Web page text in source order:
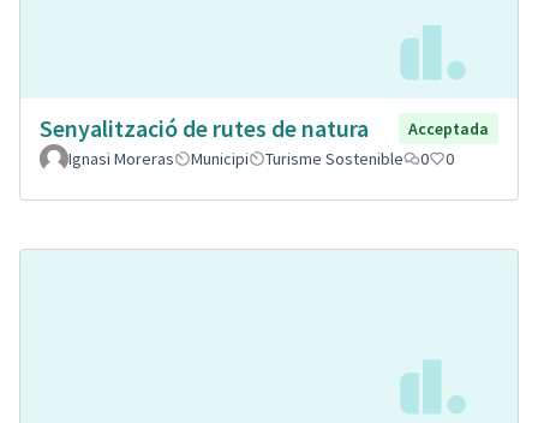
Senyalització de rutes de natura
Acceptada
Ignasi Moreras
Municipi Turisme Sostenible 0 0